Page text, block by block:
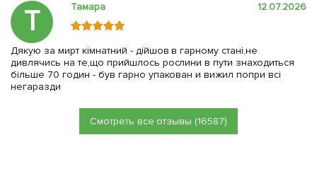
Т Тамара 12.07.2026
Дякую за мирт кімнатний - дійшов в гарному стані,не
дивлячись на те,що прийшлось рослини в пути знаходиться
більше 70 годин - був гарно упакован и вижил попри всі
негаразди
Смотреть все отзывы (16587)